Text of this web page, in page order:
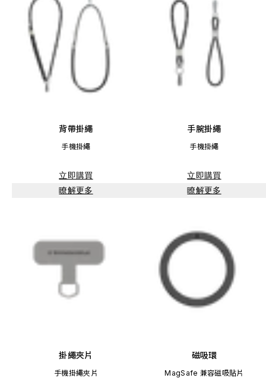
背帶掛繩
手機掛繩
立即購買
瞭解更多
手腕掛繩
手機掛繩
立即購買
瞭解更多
掛繩夾片
手機掛繩夾片
磁吸環
MagSafe 兼容磁吸貼片